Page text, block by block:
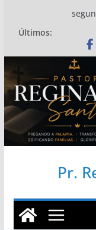
conteúdo
Últimos:
Pr.